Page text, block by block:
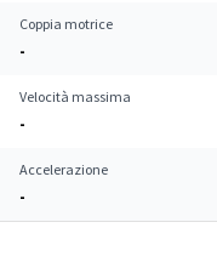
Coppia motrice
-
Velocità massima
-
Accelerazione
-